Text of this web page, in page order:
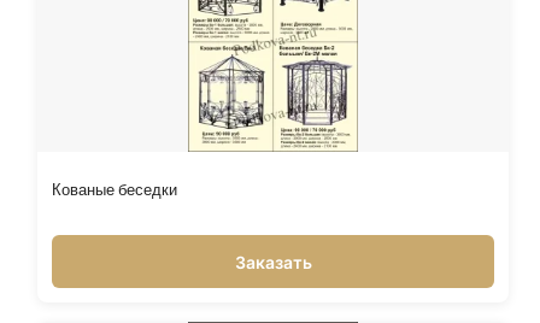
Кованые беседки
Заказать